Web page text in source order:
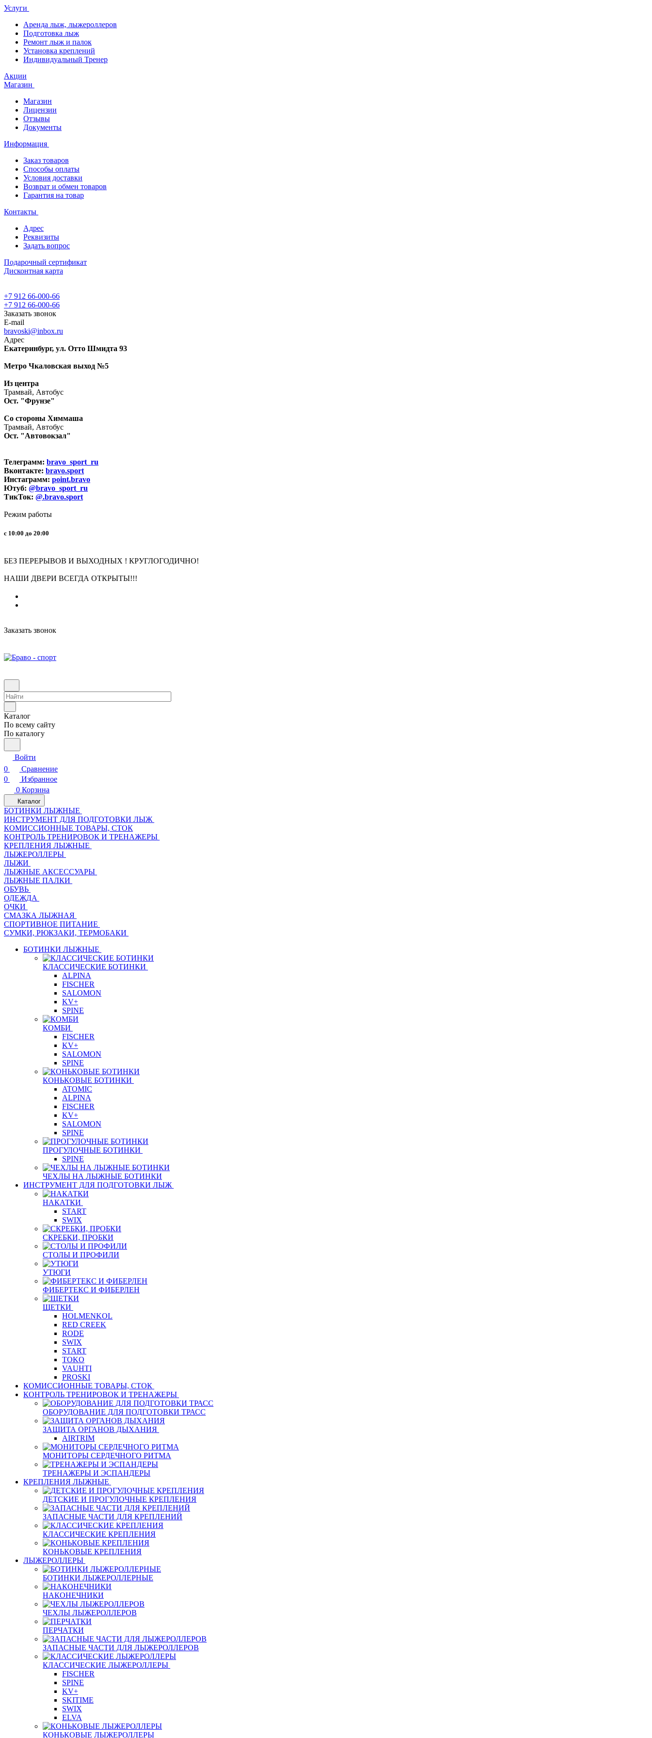
Услуги
Аренда лыж, лыжероллеров
Подготовка лыж
Ремонт лыж и палок
Установка креплений
Индивидуальный Тренер
Акции
Магазин
Магазин
Лицензии
Отзывы
Документы
Информация
Заказ товаров
Способы оплаты
Условия доставки
Возврат и обмен товаров
Гарантия на товар
Контакты
Адрес
Реквизиты
Задать вопрос
Подарочный сертификат
Дисконтная карта
+7 912 66-000-66
+7 912 66-000-66
Заказать звонок
E-mail
bravoski@inbox.ru
Адрес
Екатеринбург, ул. Отто Шмидта 93
Метро Чкаловская выход №5
Из центра
Трамвай, Автобус
Ост. "Фрунзе"
Со стороны Химмаша
Трамвай, Автобус
Ост. "Автовокзал"
Телеграмм: bravo_sport_ru
Вконтакте: bravo.sport
Инстаграмм: point.bravo
Ютуб: @bravo_sport_ru
ТикТок: @.bravo.sport
Режим работы
с 10:00 до 20:00
БЕЗ ПЕРЕРЫВОВ И ВЫХОДНЫХ ! КРУГЛОГОДИЧНО!
НАШИ ДВЕРИ ВСЕГДА ОТКРЫТЫ!!!
Заказать звонок
Каталог
По всему сайту
По каталогу
Войти
0
Сравнение
0
Избранное
0 Корзина
Каталог
БОТИНКИ ЛЫЖНЫЕ
ИНСТРУМЕНТ ДЛЯ ПОДГОТОВКИ ЛЫЖ
КОМИССИОННЫЕ ТОВАРЫ, СТОК
КОНТРОЛЬ ТРЕНИРОВОК И ТРЕНАЖЕРЫ
КРЕПЛЕНИЯ ЛЫЖНЫЕ
ЛЫЖЕРОЛЛЕРЫ
ЛЫЖИ
ЛЫЖНЫЕ АКСЕССУАРЫ
ЛЫЖНЫЕ ПАЛКИ
ОБУВЬ
ОДЕЖДА
ОЧКИ
СМАЗКА ЛЫЖНАЯ
СПОРТИВНОЕ ПИТАНИЕ
СУМКИ, РЮКЗАКИ, ТЕРМОБАКИ
БОТИНКИ ЛЫЖНЫЕ
КЛАССИЧЕСКИЕ БОТИНКИ
ALPINA
FISCHER
SALOMON
KV+
SPINE
КОМБИ
FISCHER
KV+
SALOMON
SPINE
КОНЬКОВЫЕ БОТИНКИ
ATOMIC
ALPINA
FISCHER
KV+
SALOMON
SPINE
ПРОГУЛОЧНЫЕ БОТИНКИ
SPINE
ЧЕХЛЫ НА ЛЫЖНЫЕ БОТИНКИ
ИНСТРУМЕНТ ДЛЯ ПОДГОТОВКИ ЛЫЖ
НАКАТКИ
START
SWIX
СКРЕБКИ, ПРОБКИ
СТОЛЫ И ПРОФИЛИ
УТЮГИ
ФИБЕРТЕКС И ФИБЕРЛЕН
ЩЕТКИ
HOLMENKOL
RED CREEK
RODE
SWIX
START
TOKO
VAUHTI
PROSKI
КОМИССИОННЫЕ ТОВАРЫ, СТОК
КОНТРОЛЬ ТРЕНИРОВОК И ТРЕНАЖЕРЫ
ОБОРУДОВАНИЕ ДЛЯ ПОДГОТОВКИ ТРАСС
ЗАЩИТА ОРГАНОВ ДЫХАНИЯ
AIRTRIM
МОНИТОРЫ СЕРДЕЧНОГО РИТМА
ТРЕНАЖЕРЫ И ЭСПАНДЕРЫ
КРЕПЛЕНИЯ ЛЫЖНЫЕ
ДЕТСКИЕ И ПРОГУЛОЧНЫЕ КРЕПЛЕНИЯ
ЗАПАСНЫЕ ЧАСТИ ДЛЯ КРЕПЛЕНИЙ
КЛАССИЧЕСКИЕ КРЕПЛЕНИЯ
КОНЬКОВЫЕ КРЕПЛЕНИЯ
ЛЫЖЕРОЛЛЕРЫ
БОТИНКИ ЛЫЖЕРОЛЛЕРНЫЕ
НАКОНЕЧНИКИ
ЧЕХЛЫ ЛЫЖЕРОЛЛЕРОВ
ПЕРЧАТКИ
ЗАПАСНЫЕ ЧАСТИ ДЛЯ ЛЫЖЕРОЛЛЕРОВ
КЛАССИЧЕСКИЕ ЛЫЖЕРОЛЛЕРЫ
FISCHER
SPINE
KV+
SKITIME
SWIX
ELVA
КОНЬКОВЫЕ ЛЫЖЕРОЛЛЕРЫ